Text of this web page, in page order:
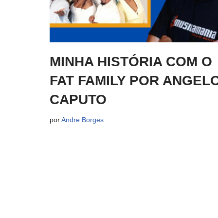
MINHA HISTÓRIA COM O
FAT FAMILY POR
CAPUTO
porAndre Borges